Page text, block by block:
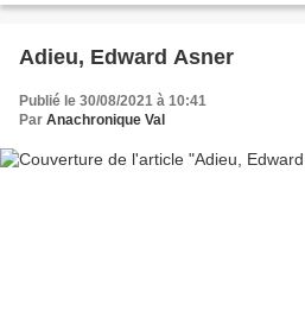
Adieu, Edward Asner
Publié le 30/08/2021 à 10:41
Par Anachronique Val